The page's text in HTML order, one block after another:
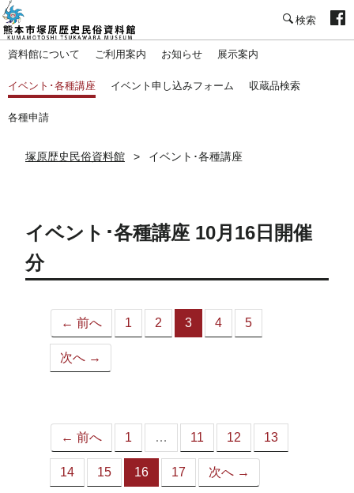
資料館について ご利用案内 お知らせ 展示案内
イベント･各種講座 イベント申し込みフォーム 収蔵品検索
各種申請
塚原歴史民俗資料館 イベント･各種講座
イベント･各種講座 10月16日開催
分
← 前へ 1 2 3
（こ
4 5
次へ →
← 前へ 1 … 11 12 13
14 15 16
（こ
17 次へ →